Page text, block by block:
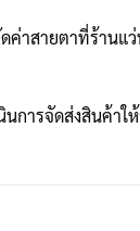
าสายตาที่ร้าน
นการจัดส่งสินค้า